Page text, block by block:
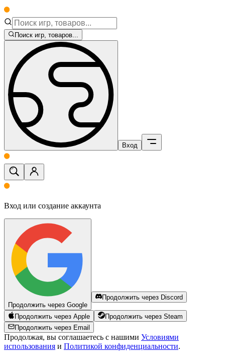
Поиск игр, товаров...
Вход
Вход или создание аккаунта
Продолжить через Google
Продолжить через Discord
Продолжить через Apple
Продолжить через Steam
Продолжить через Email
Продолжая, вы соглашаетесь с нашими Условиями
использования и Политикой конфиденциальности.